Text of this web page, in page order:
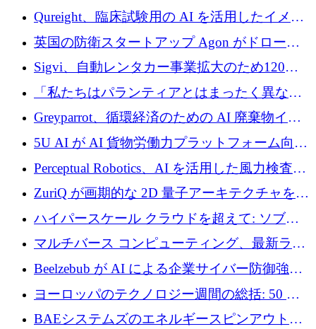
めに 58 万 5,000 ポンドを調達
タートアップ Wexler を買収
Qureight、臨床試験用の AI を活用したイメー
ジング プラットフォームを拡張するためにシ
リーズ B で 2,000 万ドルを確保
英国の防衛スタートアップ Agon がドローン
攻撃に対抗する仮想戦場を構築、3,000 万ドル
を調達
Sigvi、自動レンタカー事業拡大のため120万
ユーロを調達
「私たちはパランティアとはまったく異なる
会社です」とフランス人の「控えめな」後任
者は言う
Greyparrot、循環経済のための AI 廃棄物イン
テリジェンスを拡張するためにシリーズ B で
2,700 万ドルを確保
5U AI が AI 貨物労働力プラットフォーム向け
に 320 万ドルのプレシードを獲得
Perceptual Robotics、AI を活用した風力検査の
規模拡大に向けて 400 万ポンド以上を確保
ZuriQ が画期的な 2D 量子アーキテクチャを拡
張するために 2,550 万ドルを調達
ハイパースケール クラウドを超えて: ソブリ
ン コンピューティングに対する DFINITY の
マルチバース コンピューティング、最新ラウ
ンドで最大 5 億 7,000 万ドルを目標
Beelzebub が AI による企業サイバー防御強化
のために 300 万ユーロを調達
ヨーロッパのテクノロジー週間の総括: 50 以
上の取引に 10 億ユーロ以上を投資
BAEシステムズのエネルギースピンアウト原